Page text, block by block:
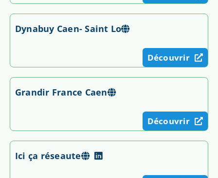
Dynabuy Caen- Saint Lo
Découvrir
Grandir France Caen
Découvrir
Ici ça réseaute